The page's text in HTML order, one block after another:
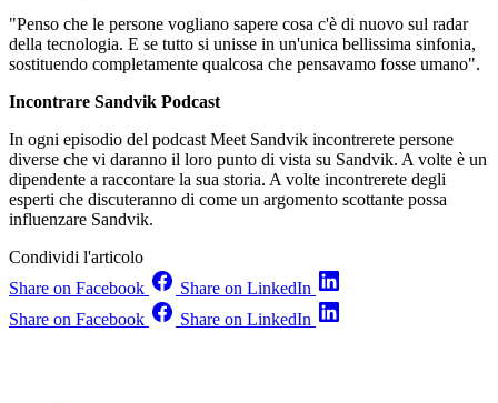
"Penso che le persone vogliano sapere cosa c'è di nuovo sul radar
della tecnologia. E se tutto si unisse in un'unica bellissima sinfonia,
sostituendo completamente qualcosa che pensavamo fosse umano".
Incontrare Sandvik Podcast
In ogni episodio del podcast Meet Sandvik incontrerete persone
diverse che vi daranno il loro punto di vista su Sandvik. A volte è un
dipendente a raccontare la sua storia. A volte incontrerete degli
esperti che discuteranno di come un argomento scottante possa
influenzare Sandvik.
Condividi l'articolo
Share on Facebook
Share on LinkedIn
Share on Facebook
Share on LinkedIn